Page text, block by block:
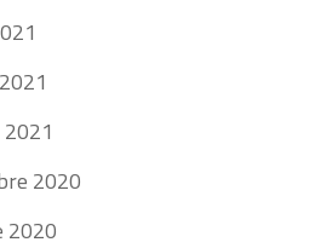
2020
2020